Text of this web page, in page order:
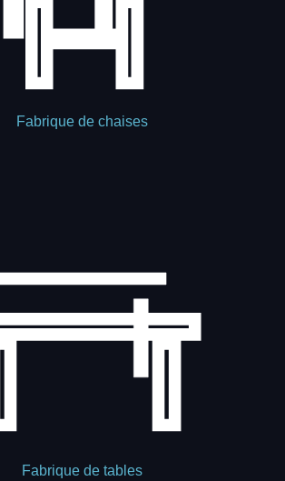
Fabrique de chaises
Fabrique de tables